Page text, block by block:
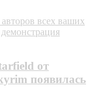
всех ваших
от
появилась